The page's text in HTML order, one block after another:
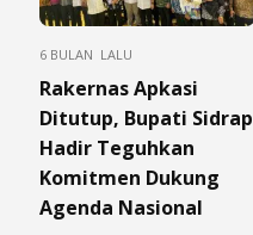
6 BULAN LALU
Rakernas Apkasi
Ditutup, Bupati Sidrap
Hadir Teguhkan
Komitmen Dukung
Agenda Nasional